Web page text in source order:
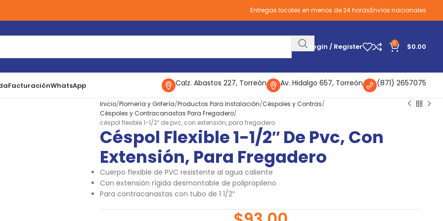
Entregas locales en menos de 24 horasEnvíos nacionales
Login / Register 0 $0.00
FacturaciónWhatsApp Calz. Abastos 227, Torreón Av. Hidalgo 657, Torreón (871) 2657075
Inicio Plomería y Grifería Productos Para Instalación Céspoles y Contras
Céspoles y Contracanastas Para Fregadero
céspol flexible 1-1/2″ de pvc, con extensión, para fregadero
Céspol Flexible 1-1/2″ De Pvc, Con
Extensión, Para Fregadero
Cuerpo flexible de PVC resistente al agua caliente
Con extensión rígida desmontable de polipropileno
Para contracanastas con tubo de 1 1/2″